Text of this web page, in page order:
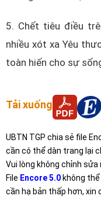
5. Chết tiêu điều
nhiều xót xa Yêu
toàn hiến cho sự
Tải xuống
UBTN TGP chia sẻ file
cần có thể dàn trang lại
Vui lòng không chỉnh sửa
File Encore 5.0 không thể
cần hạ bản thấp hơn, xin